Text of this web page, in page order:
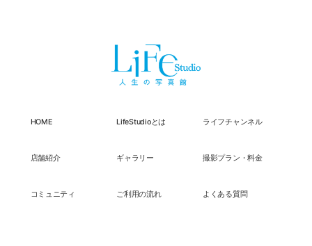
HOME LifeStudioとは ライフチャンネル
店舗紹介 ギャラリー 撮影プラン・料金
コミュニティ ご利用の流れ よくある質問